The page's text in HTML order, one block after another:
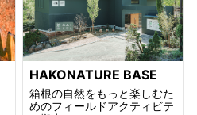
HAKONATURE BASE
箱根の自然をもっと楽しむた
めのフィールドアクティビテ